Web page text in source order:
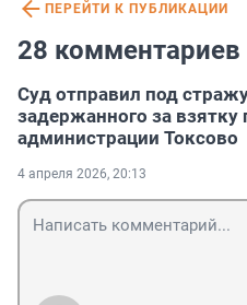
ПЕРЕЙТИ К ПУБЛИКАЦИИ
28
Суд отправил под
задержанного за взятку
администрации Токсово
4 апреля 2026, 20:13